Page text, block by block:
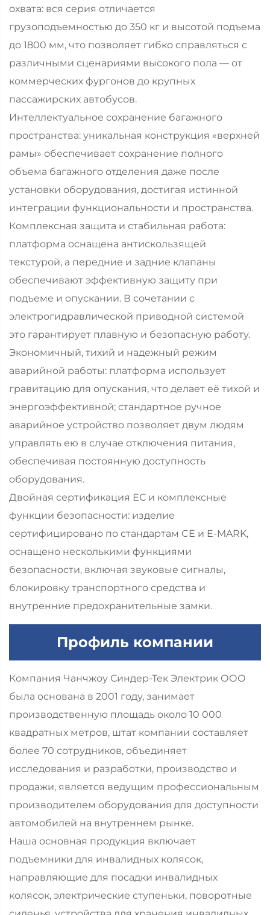
охвата: вся серия отличается
грузоподъемностью до 350 кг и высотой подъема
до 1800 мм, что позволяет гибко справляться с
различными сценариями высокого пола — от
коммерческих фургонов до крупных
пассажирских автобусов.
Интеллектуальное сохранение багажного
пространства: уникальная конструкция «верхней
рамы» обеспечивает сохранение полного
объема багажного отделения даже после
установки оборудования, достигая истинной
интеграции функциональности и пространства.
Комплексная защита и стабильная работа:
платформа оснащена антискользящей
текстурой, а передние и задние клапаны
обеспечивают эффективную защиту при
подъеме и опускании. В сочетании с
электрогидравлической приводной системой
это гарантирует плавную и безопасную работу.
Экономичный, тихий и надежный режим
аварийной работы: платформа использует
гравитацию для опускания, что делает её тихой и
энергоэффективной; стандартное ручное
аварийное устройство позволяет двум людям
управлять ею в случае отключения питания,
обеспечивая постоянную доступность
оборудования.
Двойная сертификация ЕС и комплексные
функции безопасности: изделие
сертифицировано по стандартам CE и E-MARK,
оснащено несколькими функциями
безопасности, включая звуковые сигналы,
блокировку транспортного средства и
внутренние предохранительные замки.
Профиль компании
Компания Чанчжоу Синдер-Тек Электрик ООО
была основана в 2001 году, занимает
производственную площадь около 10 000
квадратных метров, штат компании составляет
более 70 сотрудников, объединяет
исследования и разработки, производство и
продажи, является ведущим профессиональным
производителем оборудования для доступности
автомобилей на внутреннем рынке.
Наша основная продукция включает
подъемники для инвалидных колясок,
направляющие для посадки инвалидных
колясок, электрические ступеньки, поворотные